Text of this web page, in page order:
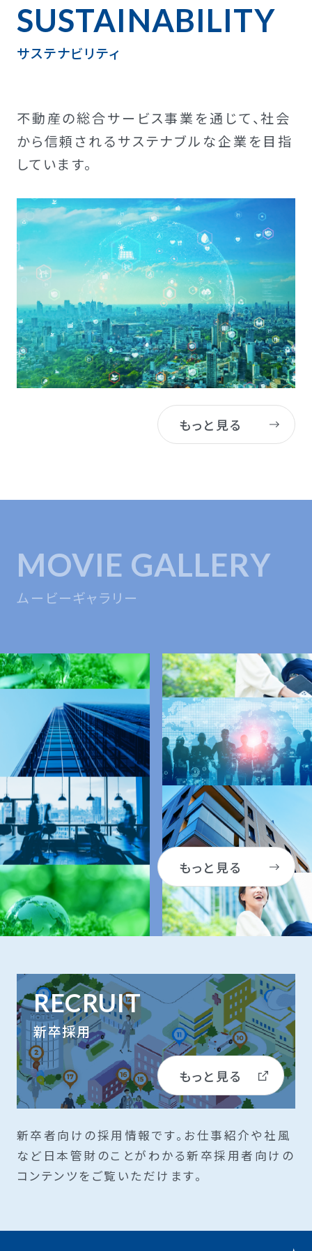
SUSTAINABILITY
サステナビリティ
不動産の総合サービス事業を通じて、社会
から信頼されるサステナブルな企業を目指
しています。
もっと見る
MOVIE GALLERY
ムービーギャラリー
もっと見る
RECRUIT
新卒採用
もっと見る
新卒者向けの採用情報です。お仕事紹介や社風
など日本管財のことがわかる新卒採用者向けの
コンテンツをご覧いただけます。